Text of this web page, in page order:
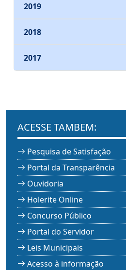
2019
2018
2017
ACESSE TAMBEM:
Pesquisa de Satisfação
Portal da Transparência
Ouvidoria
Holerite Online
Concurso Público
Portal do Servidor
Leis Municipais
Acesso à informação